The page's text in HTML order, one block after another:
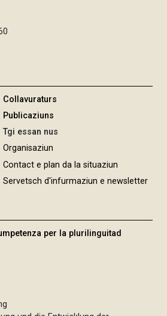
Collavuraturs
Publicaziuns
Tgi essan nus
Organisaziun
Contact e plan da la situaziun
Servetsch d'infurmaziun e newsletter
per la plurilinguitad